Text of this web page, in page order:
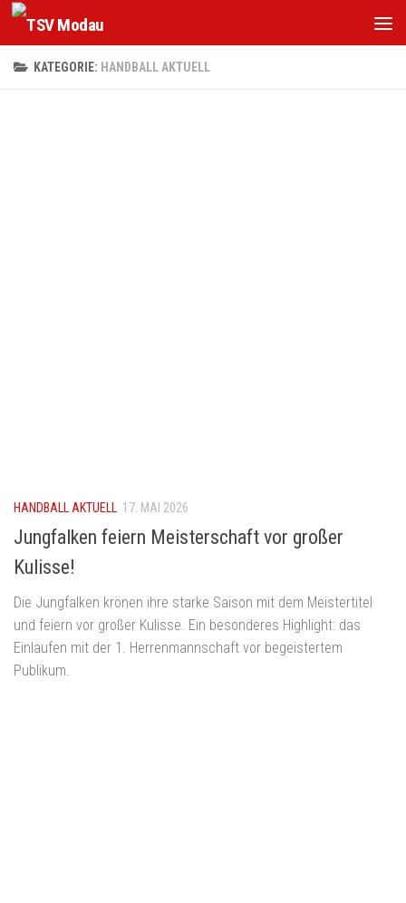
Zum Inhalt springen
KATEGORIE: HANDBALL AKTUELL
HANDBALL AKTUELL 17. MAI 2026
Jungfalken feiern Meisterschaft vor großer
Kulisse!
Die Jungfalken krönen ihre starke Saison mit dem Meistertitel
und feiern vor großer Kulisse. Ein besonderes Highlight: das
Einlaufen mit der 1. Herrenmannschaft vor begeistertem
Publikum.